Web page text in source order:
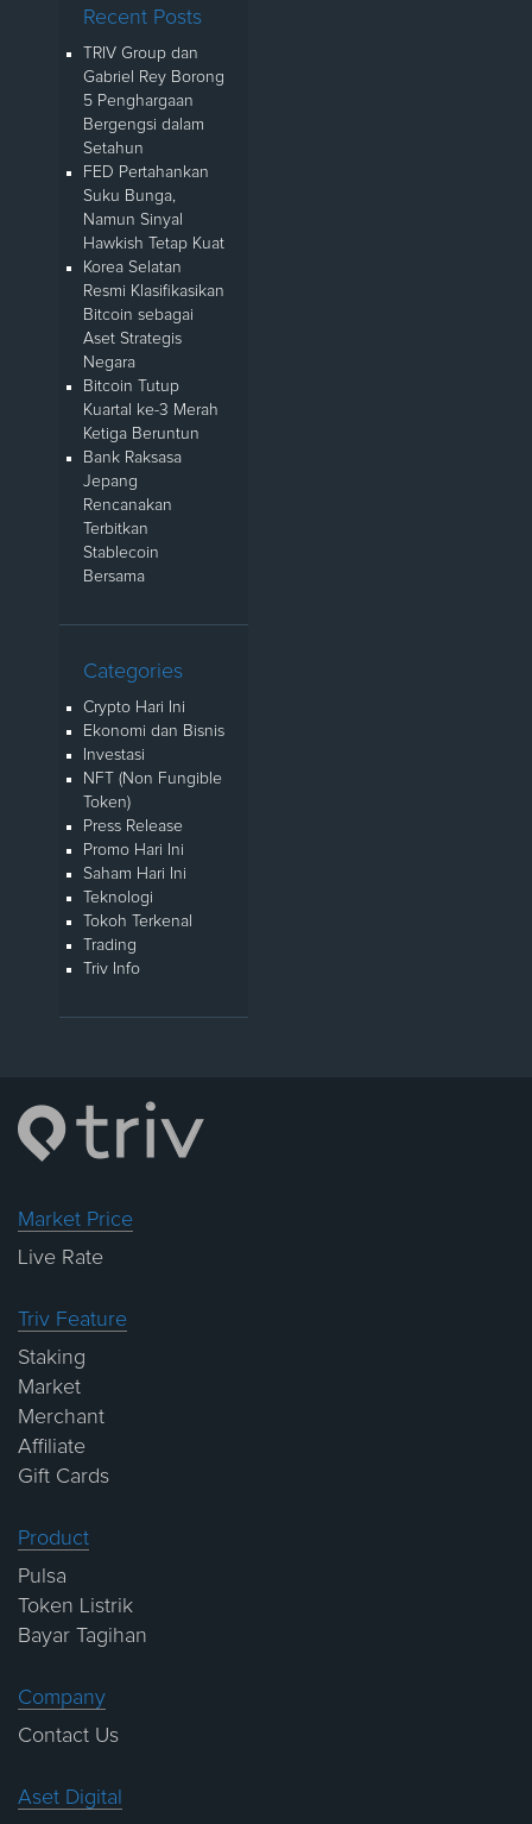
Recent Posts
TRIV Group dan
Gabriel Rey Borong
5 Penghargaan
Bergengsi dalam
Setahun
FED Pertahankan
Suku Bunga,
Namun Sinyal
Hawkish Tetap Kuat
Korea Selatan
Resmi Klasifikasikan
Bitcoin sebagai
Aset Strategis
Negara
Bitcoin Tutup
Kuartal ke-3 Merah
Ketiga Beruntun
Bank Raksasa
Jepang
Rencanakan
Terbitkan
Stablecoin
Bersama
Categories
Crypto Hari Ini
Ekonomi dan Bisnis
Investasi
NFT (Non Fungible
Token)
Press Release
Promo Hari Ini
Saham Hari Ini
Teknologi
Tokoh Terkenal
Trading
Triv Info
Market Price
Live Rate
Triv Feature
Staking
Market
Merchant
Affiliate
Gift Cards
Product
Pulsa
Token Listrik
Bayar Tagihan
Company
Contact Us
Aset Digital